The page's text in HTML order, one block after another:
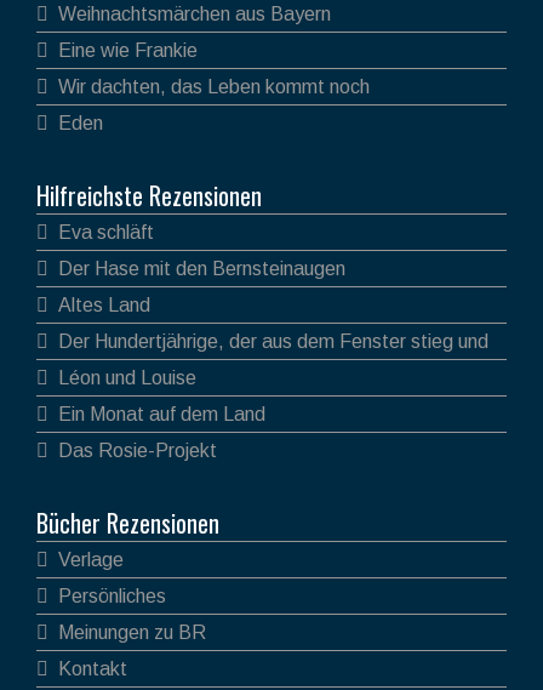
Weihnachtsmärchen aus Bayern
Eine wie Frankie
Wir dachten, das Leben kommt noch
Eden
Hilfreichste Rezensionen
Eva schläft
Der Hase mit den Bernsteinaugen
Altes Land
Der Hundertjährige, der aus dem Fenster stieg und
verschwand
Léon und Louise
Ein Monat auf dem Land
Das Rosie-Projekt
Bücher Rezensionen
Verlage
Persönliches
Meinungen zu BR
Kontakt